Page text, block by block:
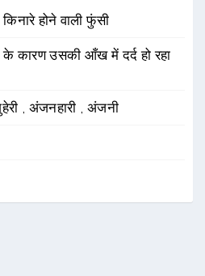
होने वाली फुंसी
के कारण उसकी आँख में दर्द हो रहा
, अंजनहारी , अंजनी